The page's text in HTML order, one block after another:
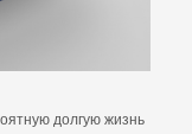
долгую жизнь